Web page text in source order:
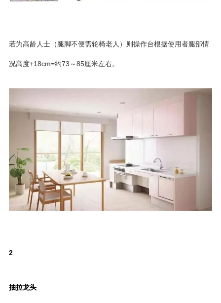
若为高龄人士（腿脚不便需轮椅老人）则操作台根据使用者腿部情
况高度+18cm=约73～85厘米左右。
2
抽拉龙头